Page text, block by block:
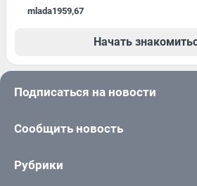
mlada1959,67
Начать
Подписаться на новости
Сообщить новость
Рубрики